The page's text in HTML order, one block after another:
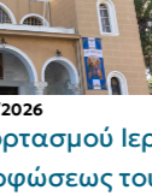
Ιερού
του